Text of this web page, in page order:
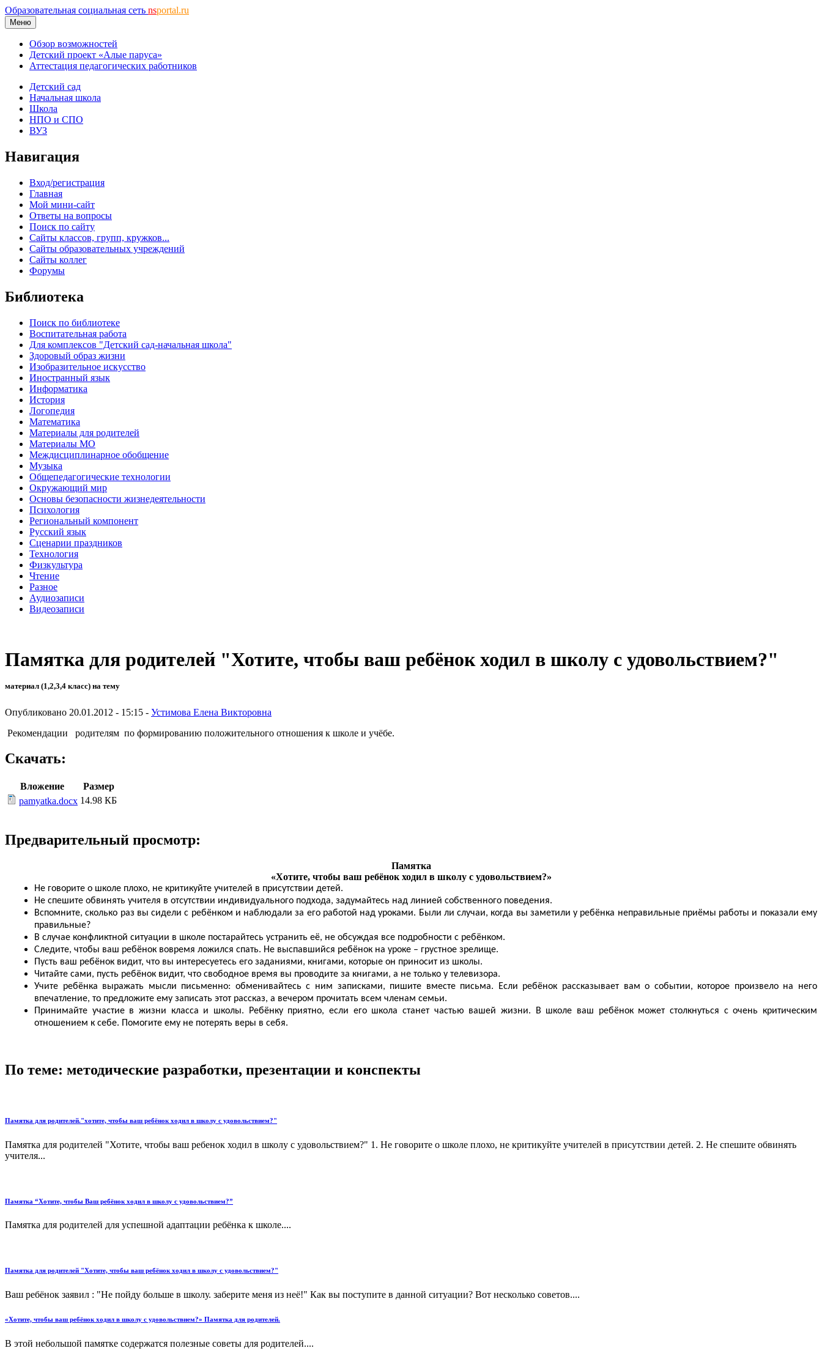
Образовательная социальная сеть nsportal.ru
Меню
Обзор возможностей
Детский проект «Алые паруса»
Аттестация педагогических работников
Детский сад
Начальная школа
Школа
НПО и СПО
ВУЗ
Навигация
Вход/регистрация
Главная
Мой мини-сайт
Ответы на вопросы
Поиск по сайту
Сайты классов, групп, кружков...
Сайты образовательных учреждений
Сайты коллег
Форумы
Библиотека
Поиск по библиотеке
Воспитательная работа
Для комплексов "Детский сад-начальная школа"
Здоровый образ жизни
Изобразительное искусство
Иностранный язык
Информатика
История
Логопедия
Математика
Материалы для родителей
Материалы МО
Междисциплинарное обобщение
Музыка
Общепедагогические технологии
Окружающий мир
Основы безопасности жизнедеятельности
Психология
Региональный компонент
Русский язык
Сценарии праздников
Технология
Физкультура
Чтение
Разное
Аудиозаписи
Видеозаписи
Памятка для родителей "Хотите, чтобы ваш ребёнок ходил в школу с удовольствием?"
материал (1,2,3,4 класс) на тему
Опубликовано 20.01.2012 - 15:15 - Устимова Елена Викторовна
Рекомендации родителям по формированию положительного отношения к школе и учёбе.
Скачать:
Вложение
Размер
pamyatka.docx 14.98 КБ
Предварительный просмотр:
Памятка
«Хотите, чтобы ваш ребёнок ходил в школу с удовольствием?»
Не говорите о школе плохо, не критикуйте учителей в присутствии детей.
Не спешите обвинять учителя в отсутствии индивидуального подхода, задумайтесь над линией собственного поведения.
Вспомните, сколько раз вы сидели с ребёнком и наблюдали за его работой над уроками. Были ли случаи, когда вы заметили у ребёнка неправильные приёмы работы и показали ему
правильные?
В случае конфликтной ситуации в школе постарайтесь устранить её, не обсуждая все подробности с ребёнком.
Следите, чтобы ваш ребёнок вовремя ложился спать. Не выспавшийся ребёнок на уроке – грустное зрелище.
Пусть ваш ребёнок видит, что вы интересуетесь его заданиями, книгами, которые он приносит из школы.
Читайте сами, пусть ребёнок видит, что свободное время вы проводите за книгами, а не только у телевизора.
Учите ребёнка выражать мысли письменно: обменивайтесь с ним записками, пишите вместе письма. Если ребёнок рассказывает вам о событии, которое произвело на него
впечатление, то предложите ему записать этот рассказ, а вечером прочитать всем членам семьи.
Принимайте участие в жизни класса и школы. Ребёнку приятно, если его школа станет частью вашей жизни. В школе ваш ребёнок может столкнуться с очень критическим
отношением к себе. Помогите ему не потерять веры в себя.
По теме: методические разработки, презентации и конспекты
Памятка для родителей."хотите, чтобы ваш ребёнок ходил в школу с удовольствием?"
Памятка для родителей "Хотите, чтобы ваш ребенок ходил в школу с удовольствием?" 1. Не говорите о школе плохо, не критикуйте учителей в присутствии детей. 2. Не спешите обвинять
учителя...
Памятка “Хотите, чтобы Ваш ребёнок ходил в школу с удовольствием?”
Памятка для родителей для успешной адаптации ребёнка к школе....
Памятка для родителей "Хотите, чтобы ваш ребёнок ходил в школу с удовольствием?"
Ваш ребёнок заявил : "Не пойду больше в школу. заберите меня из неё!" Как вы поступите в данной ситуации? Вот несколько советов....
«Хотите, чтобы ваш ребёнок ходил в школу с удовольствием?» Памятка для родителей.
В этой небольшой памятке содержатся полезные советы для родителей....